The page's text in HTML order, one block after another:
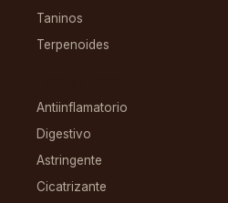
Taninos
Terpenoides
Antiinflamatorio
Digestivo
Astringente
Cicatrizante